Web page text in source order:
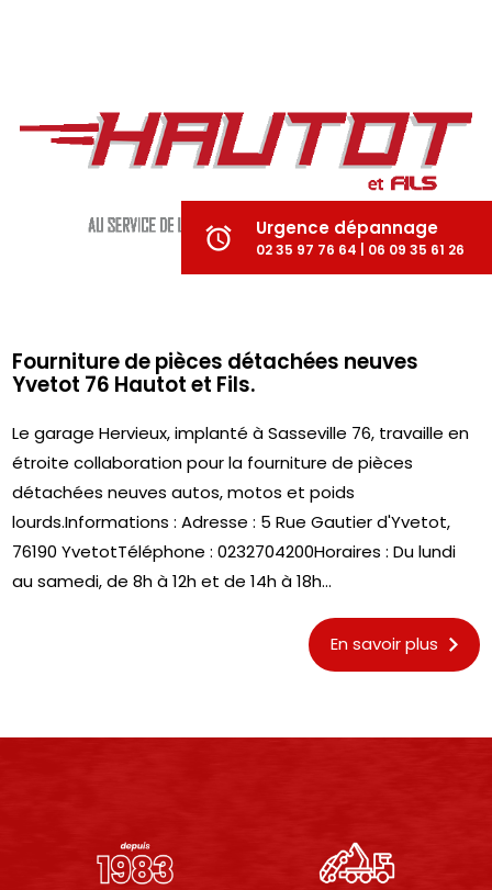
Fourniture de pièces détachées neuves
Yvetot 76 Hautot et Fils.
Le garage Hervieux, implanté à Sasseville 76, travaille en
étroite collaboration pour la fourniture de pièces
détachées neuves autos, motos et poids
lourds.Informations : Adresse : 5 Rue Gautier d'Yvetot,
76190 YvetotTéléphone : 0232704200Horaires : Du lundi
au samedi, de 8h à 12h et de 14h à 18h...
En savoir plus
alarm Urgence dépannage
02 35 97 76 64 | 06 09 35 61 26